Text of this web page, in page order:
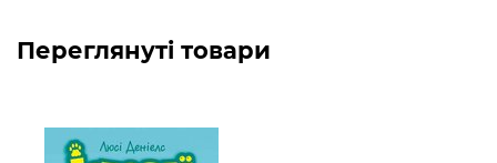
на пристроях Android — програма
для читання на комп'ютері
програмаCalibre
Переглянуті товари